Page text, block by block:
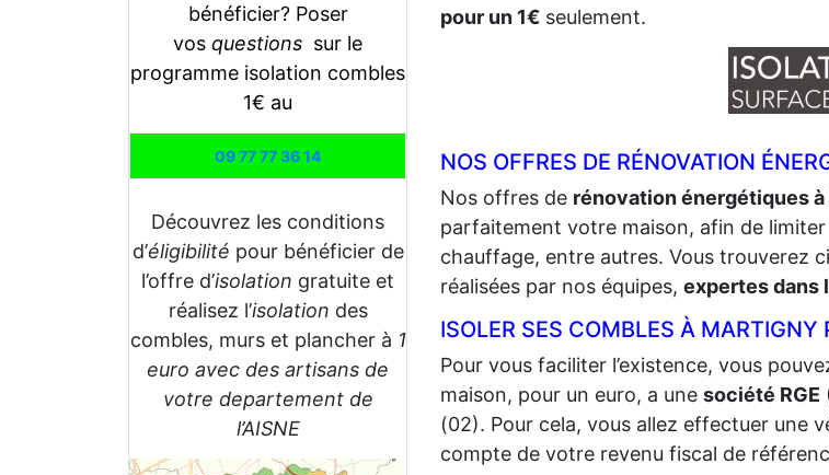
bénéficier? Poser
vos questions sur le
programme isolation combles
1€ au
09 77 77 36 14
Découvrez les conditions
d’éligibilité pour bénéficier de
l’offre d’isolation gratuite et
réalisez l’isolation des
combles, murs et plancher à 1
euro avec des artisans de
votre departement de
l’AISNE
pour un 1€ seulement.
NOS OFFRES DE RÉNOVATION
Nos offres de rénovation énergétiques à
parfaitement votre maison, afin de
chauffage, entre autres. Vous trouverez
réalisées par nos équipes, expertes dans
ISOLER SES COMBLES À MARTIGNY
Pour vous faciliter l’existence, vous
maison, pour un euro, a une société RGE
(02). Pour cela, vous allez effectuer une
compte de votre revenu fiscal de